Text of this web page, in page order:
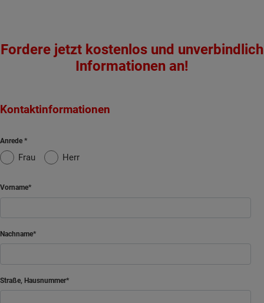
Fordere jetzt kostenlos und unverbindlich
Informationen an!
Kontaktinformationen
Anrede
Frau Herr
Vorname
Nachname
Straße, Hausnummer